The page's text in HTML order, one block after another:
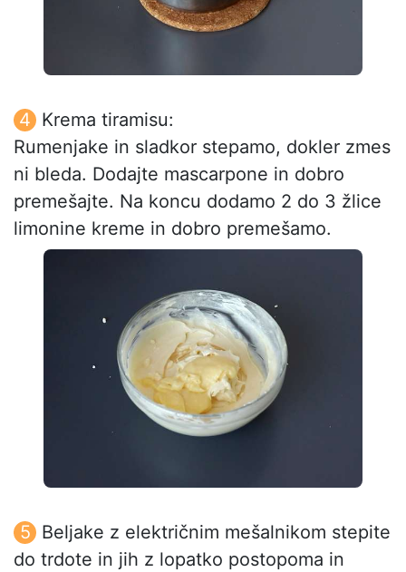
Krema tiramisu:
Rumenjake in sladkor stepamo, dokler zmes
ni bleda. Dodajte mascarpone in dobro
premešajte. Na koncu dodamo 2 do 3 žlice
limonine kreme in dobro premešamo.
Beljake z električnim mešalnikom stepite
do trdote in jih z lopatko postopoma in